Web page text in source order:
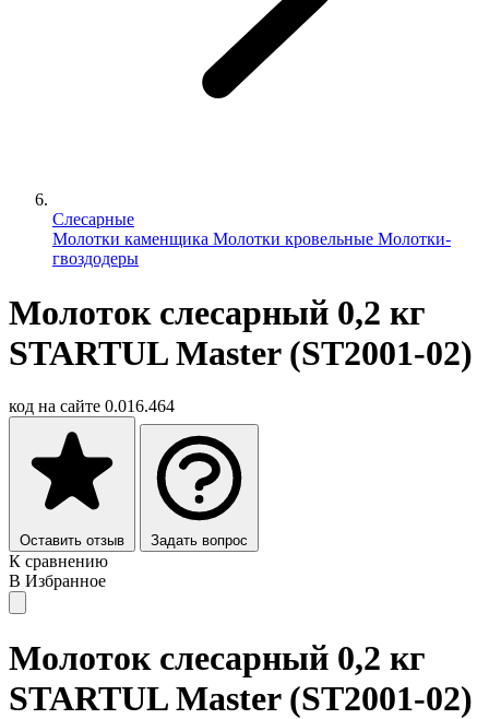
Слесарные
Молотки каменщика Молотки кровельные Молотки-
гвоздодеры
Молоток слесарный 0,2 кг
STARTUL Master (ST2001-02)
код на сайте 0.016.464
Оставить отзыв Задать вопрос
К сравнению
В Избранное
Молоток слесарный 0,2 кг
STARTUL Master (ST2001-02)